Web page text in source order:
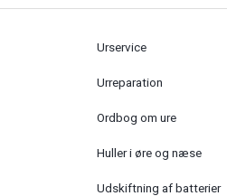
Urservice
Urreparation
Ordbog om ure
Huller i øre og næse
Udskiftning af batterier